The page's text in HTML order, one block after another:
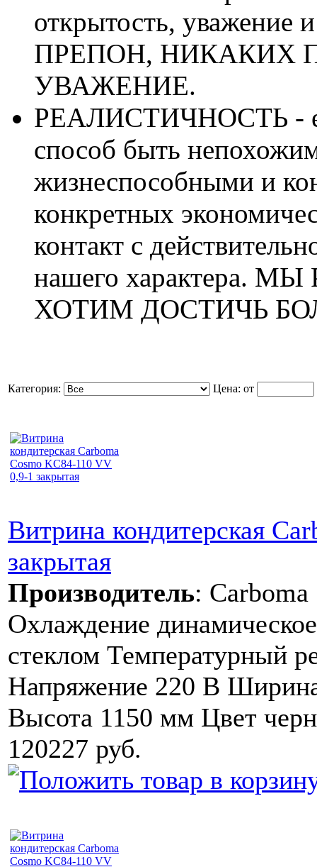
открытость,
ПРЕПОН, НИКАКИХ
УВАЖЕНИЕ.
РЕАЛИСТИЧНОСТЬ -
способ быть
жизнеспособными и
конкретных
контакт с
нашего характера.
ХОТИМ ДОСТИЧЬ
Категория: Цена: от
Витрина кондитерская
закрытая
Производитель: Carboma
Охлаждение
стеклом Температурный
Напряжение 220 В
Высота 1150 мм Цвет
120227 руб.